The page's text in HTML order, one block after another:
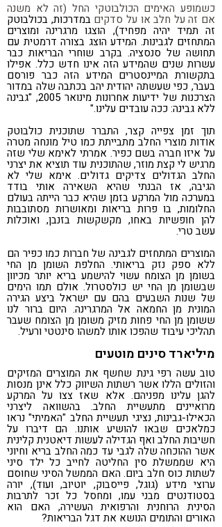
כשמופע האימים הכולבוטקי החל (זה לא משנה
אם זה על חלב או על סדקיםבמדרכות, בכולבוטק
זה תמיד יהיה מפחיד), הוצגו מרגרינה ומוצרים
המתחזים לגבינות. המידע הוצג בצורה דרמטית עם
תחושה של סנסציה. בקרב שוחרי הבריאות כבר
עשרות שנים שהמידע הזה אינו חדש כלל. אפילו
בתקשורת המיינסטרים המידע הזה כבר פורסם
בעבר, כפי שעשתה יהודית יהב בכתבה שלה במדור
הצרכנות של ידיעות אחרונות מינואר 2005, "גבינה
ללא גבינה: ככה עובדים עלינו."
תוך זמן צפייה קצר, התברר שתוכנית כולבוטק
אודות מוצרי החלב מתבייתת כמו טיל מונחה מטרה
על איזו חברה בשם כפיר. אמרתי לאימא שלי שזה
מרגיש לי קצת מוזר, שהתוכנית עוד תוציא את יצרני
החלב הגדולים צדיקים גדולים. אימא שלי לא
הגיבה, אז הבנתי שהיא השאירה אותי בודד
במערכה מול המרקע בזמן שהיא כבר הייתה בעולם
החלומות, בו פרות בריאות ומאושרות מסתובבות
להן חופשיות באחו, מקשקשות בזנבן, ואוכלות
עשב טרי.
המוצרים המתחזים לגבינה של חברות כמו כפיר הם
ללא ספק נזק בריאותי. החלפת השומן מן החי
בשומן מן הצומח עשוי להישמע בריא יותר מכיוון
שבשומן מן החי יש כולסטרול. אולם תמו הימים
של שנות השבעים בהם עם ישראל ביצע הגירה
המונית מן החמאה אל המרגרינה. היום ברור לנו
ששומן מן החי פחות מזיק משומן מן הצומח שעבר
תהליכי עיבוד שהפכו אותו למשהו סינטטי ורעיל.
מיליארד סינים מוטעים
טוב עשה רפי גינת שחשף את המוצרים המזיקים
והזולים הללו אשר רשתות השיווק כלל אינן מנסות
להגן עלינו מפניהם. אלא שאז צצו על המרקע
מרואיינים מתעשיית החלב. בהשוואה ליצרני
הכאילו-גבינות, נציגי תעשיית החלב "האמיתי" נראו
כמלאכים שבאו להושיע אותנו. הם דיברו על
חשיבות החלב ואף הגדילה לעשות דיאטנית קלינית
אשר ההוכחה שלה לגבי עד כמה החלב בריא וחיוני
היא שממשלת סין החליטה לחייב כל ילד סיני
לשתות כוס חלב ביום. האם הממשל הסיני שחוסם
ערוצי מידע (גוגל, פייסבוק, יוטיוב, ועוד), יורה
בסטודנטים מבני עמו, ומחסל כל זכר לתרבות
הסינית הרוחנית והרפואית העשירה, האם הוא
האורים והתומים הנושא את דגל הבריאות?